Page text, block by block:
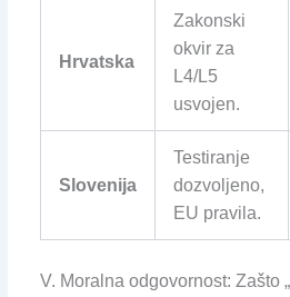
Hrvatska
Zakonski
okvir za
L4/L5
usvojen.
Slovenija
Testiranje
dozvoljeno,
EU pravila.
V. Moralna odgovornost: Zašto